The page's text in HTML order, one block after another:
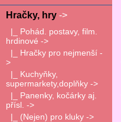
Hračky, hry ->
|_ Pohád. postavy, film.
hrdinové ->
|_ Hračky pro nejmenší -
>
|_ Kuchyňky,
supermarkety,doplňky ->
|_ Panenky, kočárky aj.
přísl. ->
|_ (Nejen) pro kluky ->